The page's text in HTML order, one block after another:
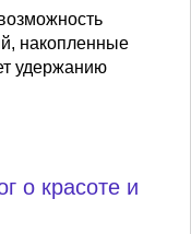
накопленные
удержанию
о красоте и